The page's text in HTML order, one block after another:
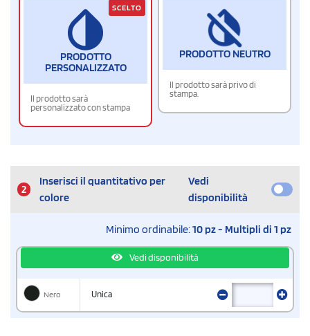
PRODOTTO
PERSONALIZZATO
Il prodotto sarà
personalizzato con stampa
SCELTO
PRODOTTO NEUTRO
Il prodotto sarà privo di
stampa.
2
Inserisci il quantitativo per
colore
Vedi
disponibilità
Minimo ordinabile:10 pz - Multipli di 1 pz
Vedi disponibilità
Nero Unica